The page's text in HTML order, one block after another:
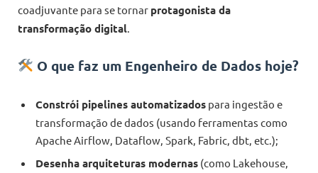
coadjuvante para se tornar protagonista da
transformação digital.
O que faz um Engenheiro de Dados hoje?
Constrói pipelines automatizados para ingestão e
transformação de dados (usando ferramentas como
Apache Airflow, Dataflow, Spark, Fabric, dbt, etc.);
Desenha arquiteturas modernas (como Lakehouse,